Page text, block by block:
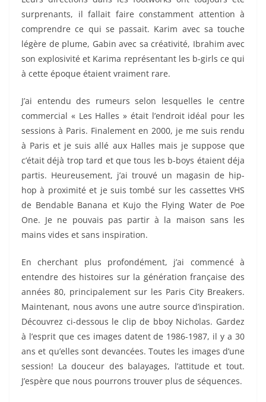
surprenants, il fallait faire constamment attention à
comprendre ce qui se passait. Karim avec sa touche
légère de plume, Gabin avec sa créativité, Ibrahim avec
son explosivité et Karima représentant les b-girls ce qui
à cette époque étaient vraiment rare.
J’ai entendu des rumeurs selon lesquelles le centre
commercial « Les Halles » était l’endroit idéal pour les
sessions à Paris. Finalement en 2000, je me suis rendu
à Paris et je suis allé aux Halles mais je suppose que
c’était déjà trop tard et que tous les b-boys étaient déja
partis. Heureusement, j’ai trouvé un magasin de hip-
hop à proximité et je suis tombé sur les cassettes VHS
de Bendable Banana et Kujo the Flying Water de Poe
One. Je ne pouvais pas partir à la maison sans les
mains vides et sans inspiration.
En cherchant plus profondément, j’ai commencé à
entendre des histoires sur la génération française des
années 80, principalement sur les Paris City Breakers.
Maintenant, nous avons une autre source d’inspiration.
Découvrez ci-dessous le clip de bboy Nicholas. Gardez
à l’esprit que ces images datent de 1986-1987, il y a 30
ans et qu’elles sont devancées. Toutes les images d’une
session! La douceur des balayages, l’attitude et tout.
J’espère que nous pourrons trouver plus de séquences.